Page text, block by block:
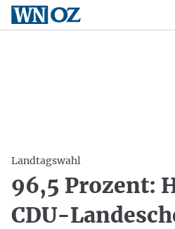
Landtagswahl
96,5 Prozent:
CDU-